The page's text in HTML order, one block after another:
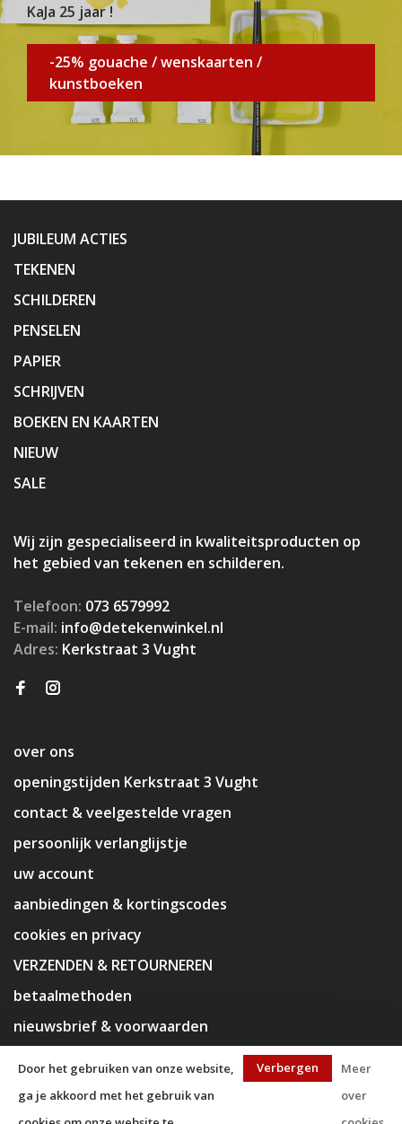
KaJa 25 jaar !
-25% gouache / wenskaarten /
kunstboeken
JUBILEUM ACTIES
TEKENEN
SCHILDEREN
PENSELEN
PAPIER
SCHRIJVEN
BOEKEN EN KAARTEN
NIEUW
SALE
Wij zijn gespecialiseerd in kwaliteitsproducten op
het gebied van tekenen en schilderen.
Telefoon: 073 6579992
E-mail: info@detekenwinkel.nl
Adres: Kerkstraat 3 Vught
over ons
openingstijden Kerkstraat 3 Vught
contact & veelgestelde vragen
persoonlijk verlanglijstje
uw account
aanbiedingen & kortingscodes
cookies en privacy
VERZENDEN & RETOURNEREN
betaalmethoden
nieuwsbrief & voorwaarden
Door het gebruiken van onze website,
ga je akkoord met het gebruik van
Verbergen
Meer
over